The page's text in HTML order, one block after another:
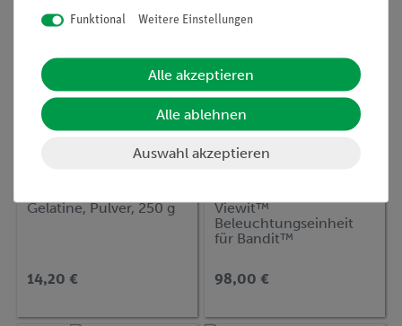
Gelatine, Pulver, 250 g
14,20 €
Viewit™
Beleuchtungseinheit
für Bandit™
98,00 €
Funktional Weitere Einstellungen
Alle akzeptieren
Alle ablehnen
Auswahl akzeptieren